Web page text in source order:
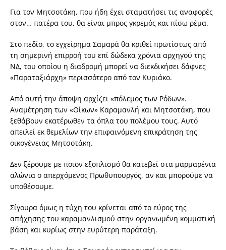
Για τον Μητσοτάκη, που ήδη έχει σταματήσει τις αναφορές
στον… πατέρα του, θα είναι μπρος γκρεμός και πίσω ρέμα.
Στο πεδίο, το εγχείρημα Σαμαρά θα κριθεί πρωτίστως από
τη σημερινή επιρροή του επί δώδεκα χρόνια αρχηγού της
ΝΔ, του οποίου η διαδρομή μπορεί να διεκδικήσει δάφνες
«Παραταξιάρχη» περισσότερο από τον Κυριάκο.
Από αυτή την άποψη αρχίζει «πόλεμος των Ρόδων».
Αναμέτρηση των «Οίκων» Καραμανλή και Μητσοτάκη, που
ξεθάβουν εκατέρωθεν τα όπλα του πολέμου τους. Αυτό
απειλεί εκ θεμελίων την επιφαινόμενη επικράτηση της
οικογένειας Μητσοτάκη.
Δεν ξέρουμε με ποιον εξοπλισμό θα κατεβεί στα μαρμαρένια
αλώνια ο απερχόμενος Πρωθυπουργός, αν και μπορούμε να
υποθέσουμε.
Σίγουρα όμως η τύχη του κρίνεται από το εύρος της
απήχησης του καραμανλισμού στην οργανωμένη κομματική
βάση και κυρίως στην ευρύτερη παράταξη.